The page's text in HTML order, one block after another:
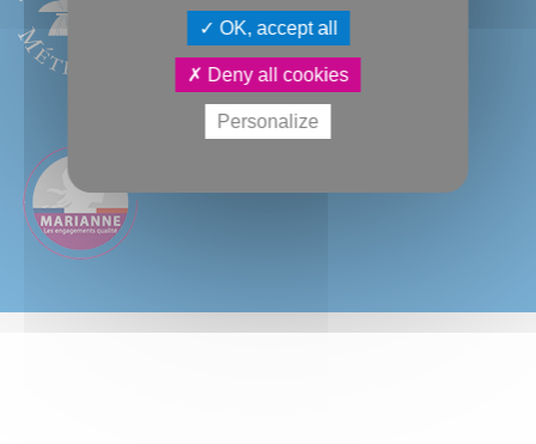
OK, accept all
Deny all cookies
Personalize